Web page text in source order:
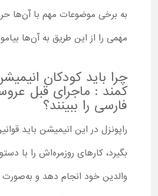
به برخی موضوعات مهم با آن‌ها
مهمی را از این طریق به آن‌ها
چرا باید کودکان
کمند : ماجرای قبل
فارسی را ببینند؟
راپونزل در این انیمیشن باید
بگیرد، کارهای روزمره‌اش را با
والدین‌ خود انجام دهد و